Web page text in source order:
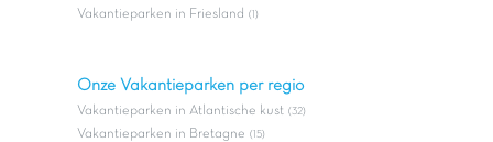
Vakantieparken in Friesland (1)
Onze Vakantieparken per regio
Vakantieparken in Atlantische kust (32)
Vakantieparken in Bretagne (15)